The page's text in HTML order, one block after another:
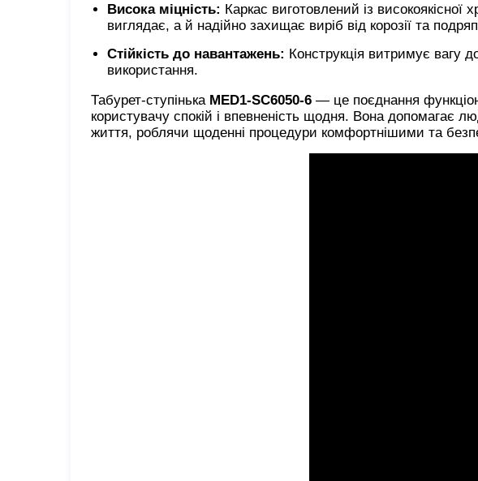
Висока міцність: Каркас виготовлений із
виглядає, а й надійно захищає виріб від корозії та
Стійкість до навантажень: Конструкція витримує вагу
використання.
Табурет-ступінька MED1-SC6050-6 — це поєднання
користувачу спокій і впевненість щодня. Вона допомагає
життя, роблячи щоденні процедури комфортнішими та